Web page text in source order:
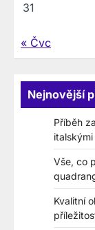
31
« Čvc
Nejnovější
Příběh
Vše, co
Kvalitní